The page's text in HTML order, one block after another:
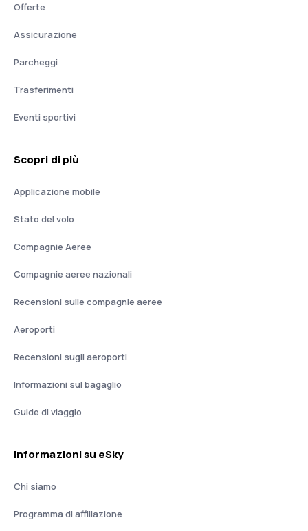
Offerte
Assicurazione
Parcheggi
Trasferimenti
Eventi sportivi
Scopri di più
Applicazione mobile
Stato del volo
Compagnie Aeree
Compagnie aeree nazionali
Recensioni sulle compagnie aeree
Aeroporti
Recensioni sugli aeroporti
Informazioni sul bagaglio
Guide di viaggio
Informazioni su eSky
Chi siamo
Programma di affiliazione